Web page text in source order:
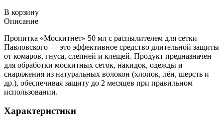
В корзину
Описание
Пропитка «Москитнет» 50 мл с распылителем для сетки
Павловского — это эффективное средство длительной защиты
от комаров, гнуса, слепней и клещей. Продукт предназначен
для обработки москитных сеток, накидок, одежды и
снаряжения из натуральных волокон (хлопок, лён, шерсть и
др.), обеспечивая защиту до 2 месяцев при правильном
использовании.
Характеристики